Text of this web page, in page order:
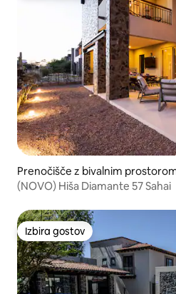
Prenočišče z bivalnim
uel de Allende
(NOVO) Hiša Diamante 57 Sahai
Izbira gostov
Izbira gostov